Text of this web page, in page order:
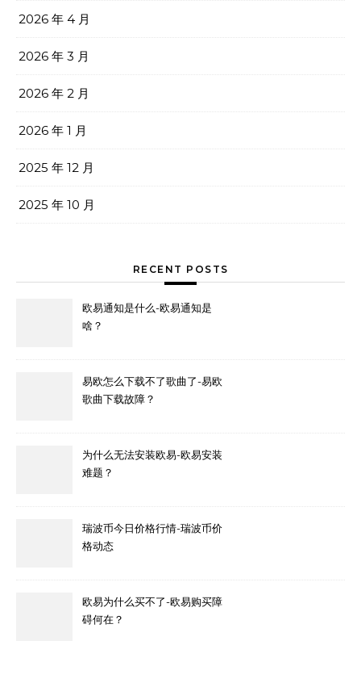
2026 年 4 月
2026 年 3 月
2026 年 2 月
2026 年 1 月
2025 年 12 月
2025 年 10 月
RECENT POSTS
欧易通知是什么-欧易通知是
啥？
易欧怎么下载不了歌曲了-易欧
歌曲下载故障？
为什么无法安装欧易-欧易安装
难题？
瑞波币今日价格行情-瑞波币价
格动态
欧易为什么买不了-欧易购买障
碍何在？